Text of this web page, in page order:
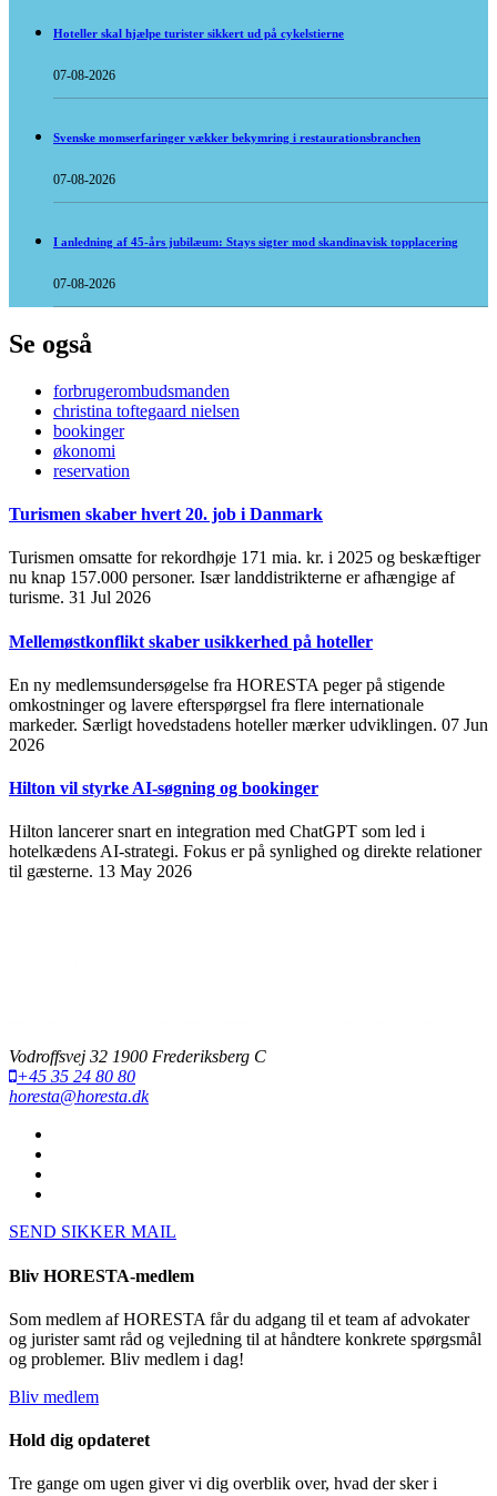
Hoteller skal hjælpe turister sikkert ud på cykelstierne
07-08-2026
Svenske momserfaringer vækker bekymring i restaurationsbranchen
07-08-2026
I anledning af 45-års jubilæum: Stays sigter mod skandinavisk topplacering
07-08-2026
Se også
forbrugerombudsmanden
christina toftegaard nielsen
bookinger
økonomi
reservation
Turismen skaber hvert 20. job i Danmark
Turismen omsatte for rekordhøje 171 mia. kr. i 2025 og beskæftiger
nu knap 157.000 personer. Især landdistrikterne er afhængige af
turisme. 31 Jul 2026
Mellemøstkonflikt skaber usikkerhed på hoteller
En ny medlemsundersøgelse fra HORESTA peger på stigende
omkostninger og lavere efterspørgsel fra flere internationale
markeder. Særligt hovedstadens hoteller mærker udviklingen. 07 Jun
2026
Hilton vil styrke AI-søgning og bookinger
Hilton lancerer snart en integration med ChatGPT som led i
hotelkædens AI-strategi. Fokus er på synlighed og direkte relationer
til gæsterne. 13 May 2026
Vodroffsvej 32 1900 Frederiksberg C
+45 35 24 80 80
horesta@horesta.dk
SEND SIKKER MAIL
Bliv HORESTA-medlem
Som medlem af HORESTA får du adgang til et team af advokater
og jurister samt råd og vejledning til at håndtere konkrete spørgsmål
og problemer. Bliv medlem i dag!
Bliv medlem
Hold dig opdateret
Tre gange om ugen giver vi dig overblik over, hvad der sker i